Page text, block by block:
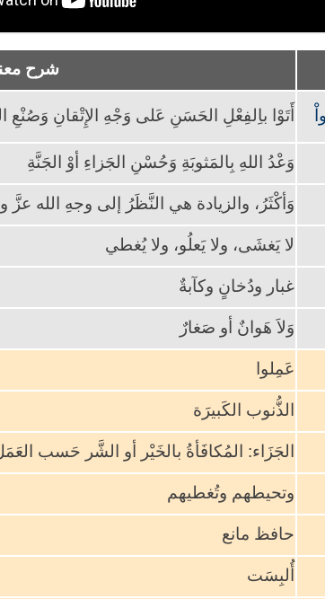
شرح
أَتَوْا باِلفِعْلِ الحَسَنِ عَلى وَجْهِ الإِتْقانِ وَصُنْعِ
وَعْدُ اللهِ بِالمَثوبَةِ وَحُسْنِ الجَزاءِ أوْ الجَنَّةِ
وَأكْثَرُ، والزيادة هي النَّظَرُ إلى وجهِ الله عزَّ
لا يَغشَى، ولا يَعلُو، ولا يُغطي
غبار ودُخانٍ وكآبةٌ
وَلاَ هَوانٌ أو صَغارٌ
عَمِلوا
الذُّنوب الكَبيرَة
الجَزَاء: المُكافَأةُ بالخَيْر أو الشَّر حَسب
وتحيطهم وتُغطيهم
حافظ مانع
أُلبِسَت